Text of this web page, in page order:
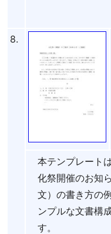
8.
本テンプレート
化祭開催のお知
文）の書き方の
ンプルな文書構
す。